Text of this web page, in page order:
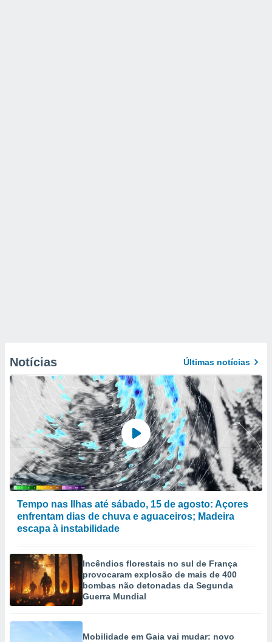
Notícias Últimas notícias
Tempo nas Ilhas até sábado, 15 de agosto: Açores
enfrentam dias de chuva e aguaceiros; Madeira
escapa à instabilidade
Incêndios florestais no sul de França
provocaram explosão de mais de 400
bombas não detonadas da Segunda
Guerra Mundial
Mobilidade em Gaia vai mudar: novo